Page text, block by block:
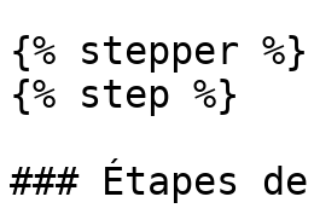
{% stepper %}
{% step %}
### Étapes